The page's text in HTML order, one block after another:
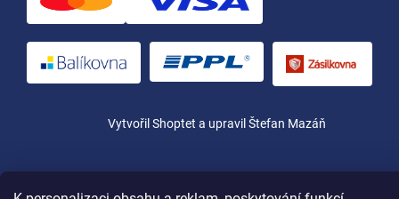
Vytvořil Shoptet a upravil Štefan Mazáň